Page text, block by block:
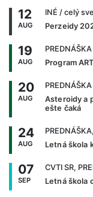
12
AUG
INÉ / celý
Perzeidy
19
AUG
PREDNÁŠKA
Program
20
AUG
PREDNÁŠKA
Asteroidy a
ešte čaká
24
AUG
Letná škola
07
SEP
CVTI SR,
Letná škola